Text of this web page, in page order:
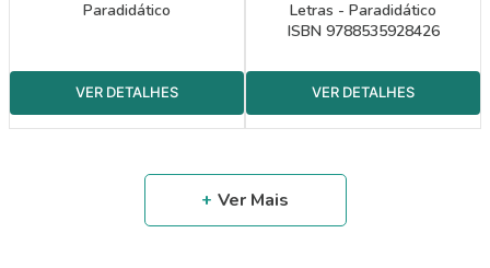
Paradidático
Letras - Paradidático
ISBN 9788535928426